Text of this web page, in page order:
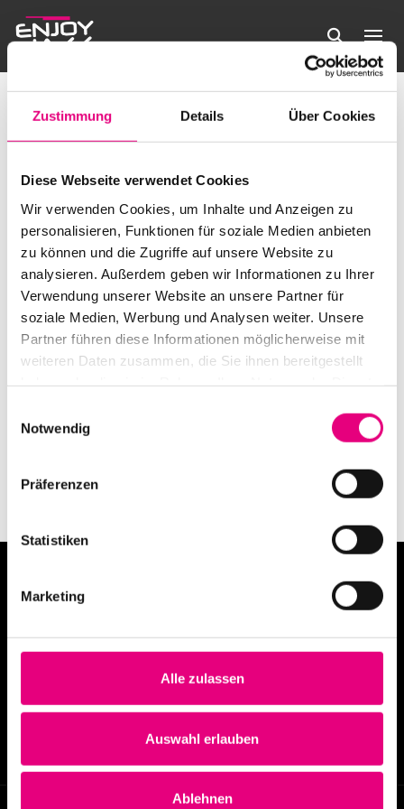
Zustimmung Details Über Cookies
Diese Webseite verwendet Cookies
Wir verwenden Cookies, um Inhalte und Anzeigen zu
personalisieren, Funktionen für soziale Medien anbieten
zu können und die Zugriffe auf unsere Website zu
analysieren. Außerdem geben wir Informationen zu Ihrer
Verwendung unserer Website an unsere Partner für
soziale Medien, Werbung und Analysen weiter. Unsere
Partner führen diese Informationen möglicherweise mit
weiteren Daten zusammen, die Sie ihnen bereitgestellt
Notwendig
Präferenzen
Statistiken
Marketing
Alle zulassen
Auswahl erlauben
Ablehnen
Veranstaltungen
Suche
und
Suche
Filter
Anstehende
Datum
wählen.
VorherigeVeranstaltungen Heute
Nächste
Kalender abonnieren